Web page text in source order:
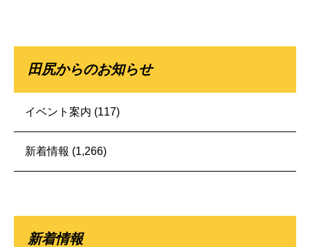
田尻からのお知らせ
イベント案内 (117)
新着情報 (1,266)
新着情報